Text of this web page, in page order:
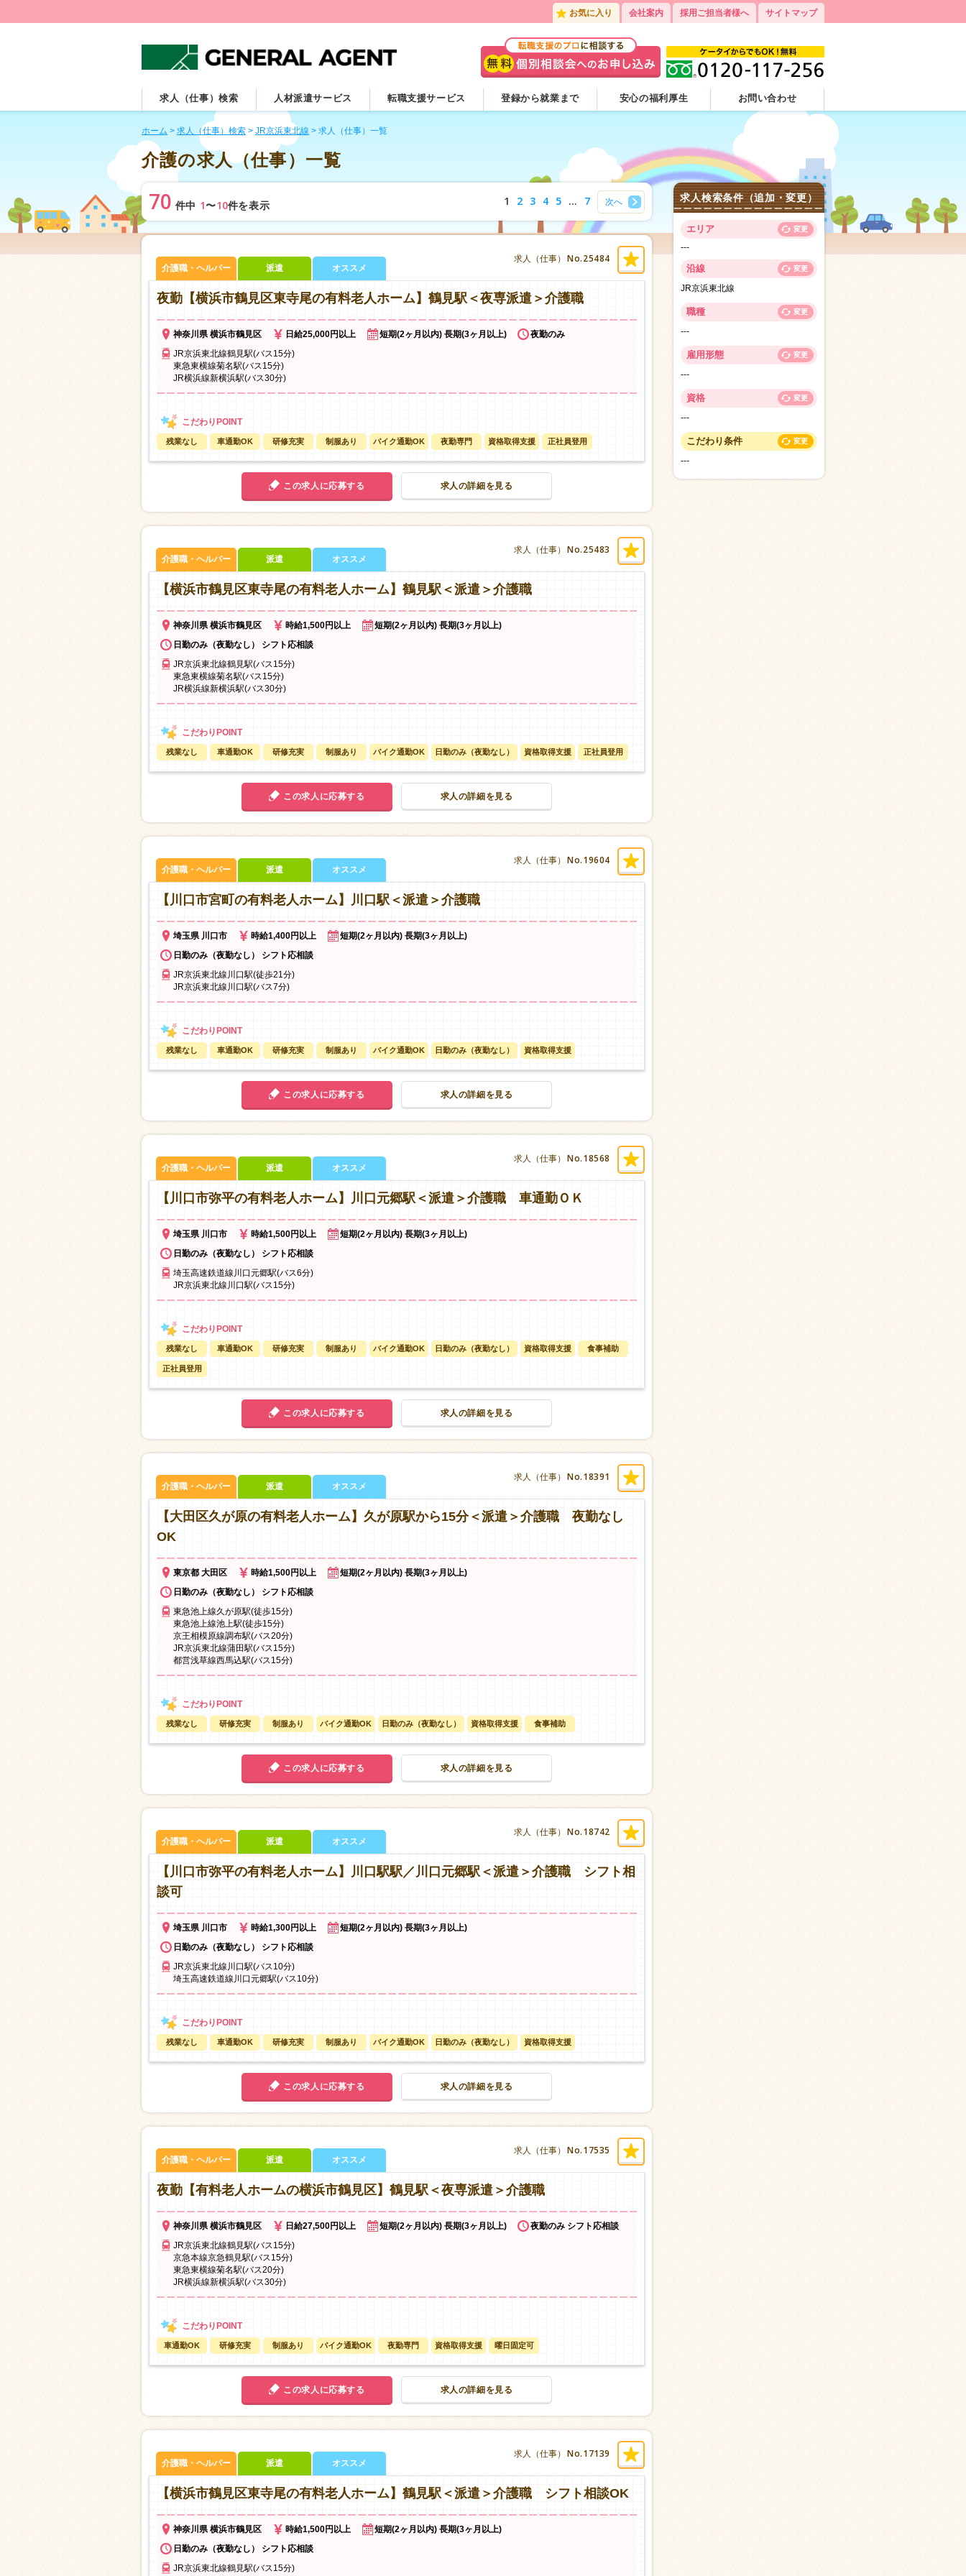
お気に入り 会社案内 採用ご担当者様へ サイトマップ
求人（仕事）検索 人材派遣サービス 転職支援サービス 登録から就業まで 安心の福利厚生 お問い合わせ
ホーム > 求人（仕事）検索 > JR京浜東北線 > 求人（仕事）一覧
介護の求人（仕事）一覧
70 件中 1〜10件を表示 1 2 3 4 5 … 7 次へ
求人（仕事） No.25484
介護職・ヘルパー 派遣 オススメ
夜勤【横浜市鶴見区東寺尾の有料老人ホーム】鶴見駅＜夜専派遣＞介護職
神奈川県 横浜市鶴見区 日給25,000円以上 短期(2ヶ月以内) 長期(3ヶ月以上)
夜勤のみ
JR京浜東北線鶴見駅(バス15分)
東急東横線菊名駅(バス15分)
JR横浜線新横浜駅(バス30分)
残業なし 車通勤OK 研修充実 制服あり バイク通勤OK 夜勤専門 資格取得支援 正社員登用
この求人に応募する 求人の詳細を見る
求人（仕事） No.25483
介護職・ヘルパー 派遣 オススメ
【横浜市鶴見区東寺尾の有料老人ホーム】鶴見駅＜派遣＞介護職
神奈川県 横浜市鶴見区 時給1,500円以上
短期(2ヶ月以内) 長期(3ヶ月以上)
日勤のみ（夜勤なし） シフト応相談
JR京浜東北線鶴見駅(バス15分)
東急東横線菊名駅(バス15分)
JR横浜線新横浜駅(バス30分)
残業なし 車通勤OK 研修充実 制服あり バイク通勤OK 日勤のみ（夜勤なし） 資格取得支援 正社員登用
この求人に応募する 求人の詳細を見る
求人（仕事） No.19604
介護職・ヘルパー 派遣 オススメ
【川口市宮町の有料老人ホーム】川口駅＜派遣＞介護職
埼玉県 川口市 時給1,400円以上
短期(2ヶ月以内) 長期(3ヶ月以上)
日勤のみ（夜勤なし） シフト応相談
JR京浜東北線川口駅(徒歩21分)
JR京浜東北線川口駅(バス7分)
残業なし 車通勤OK 研修充実 制服あり バイク通勤OK 日勤のみ（夜勤なし） 資格取得支援
この求人に応募する 求人の詳細を見る
求人（仕事） No.18568
介護職・ヘルパー 派遣 オススメ
【川口市弥平の有料老人ホーム】川口元郷駅＜派遣＞介護職 車通勤ＯＫ
埼玉県 川口市 時給1,500円以上
短期(2ヶ月以内) 長期(3ヶ月以上)
日勤のみ（夜勤なし） シフト応相談
埼玉高速鉄道線川口元郷駅(バス6分)
JR京浜東北線川口駅(バス15分)
残業なし 車通勤OK 研修充実 制服あり バイク通勤OK 日勤のみ（夜勤なし） 資格取得支援 食事補助
正社員登用
この求人に応募する 求人の詳細を見る
求人（仕事） No.18391
介護職・ヘルパー 派遣 オススメ
【大田区久が原の有料老人ホーム】久が原駅から15分＜派遣＞介護職 夜勤なし
OK
東京都 大田区 時給1,500円以上
短期(2ヶ月以内) 長期(3ヶ月以上)
日勤のみ（夜勤なし） シフト応相談
東急池上線久が原駅(徒歩15分)
東急池上線池上駅(徒歩15分)
京王相模原線調布駅(バス20分)
JR京浜東北線蒲田駅(バス15分)
都営浅草線西馬込駅(バス15分)
残業なし 研修充実 制服あり バイク通勤OK 日勤のみ（夜勤なし） 資格取得支援 食事補助
この求人に応募する 求人の詳細を見る
求人（仕事） No.18742
介護職・ヘルパー 派遣 オススメ
【川口市弥平の有料老人ホーム】川口駅駅／川口元郷駅＜派遣＞介護職 シフト相
談可
埼玉県 川口市 時給1,300円以上
短期(2ヶ月以内) 長期(3ヶ月以上)
日勤のみ（夜勤なし） シフト応相談
JR京浜東北線川口駅(バス10分)
埼玉高速鉄道線川口元郷駅(バス10分)
残業なし 車通勤OK 研修充実 制服あり バイク通勤OK 日勤のみ（夜勤なし） 資格取得支援
この求人に応募する 求人の詳細を見る
求人（仕事） No.17535
介護職・ヘルパー 派遣 オススメ
夜勤【有料老人ホームの横浜市鶴見区】鶴見駅＜夜専派遣＞介護職
神奈川県 横浜市鶴見区 日給27,500円以上 短期(2ヶ月以内) 長期(3ヶ月以上)
夜勤のみ シフト応相談
JR京浜東北線鶴見駅(バス15分)
京急本線京急鶴見駅(バス15分)
東急東横線菊名駅(バス20分)
JR横浜線新横浜駅(バス30分)
車通勤OK 研修充実 制服あり バイク通勤OK 夜勤専門 資格取得支援 曜日固定可
この求人に応募する 求人の詳細を見る
求人（仕事） No.17139
介護職・ヘルパー 派遣 オススメ
【横浜市鶴見区東寺尾の有料老人ホーム】鶴見駅＜派遣＞介護職 シフト相談OK
神奈川県 横浜市鶴見区 時給1,500円以上
短期(2ヶ月以内) 長期(3ヶ月以上)
日勤のみ（夜勤なし） シフト応相談
JR京浜東北線鶴見駅(バス15分)
求人検索条件（追加・変更）
エリア 変更
---
沿線 変更
JR京浜東北線
職種 変更
---
雇用形態 変更
---
資格 変更
---
こだわり条件 変更
---